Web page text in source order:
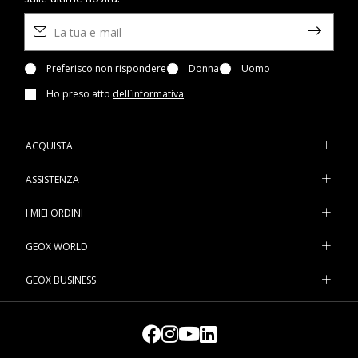
Preferisco non rispondere Donna
Uomo
Ho preso atto dell`informativa.
ACQUISTA
ASSISTENZA
I MIEI ORDINI
GEOX WORLD
GEOX BUSINESS